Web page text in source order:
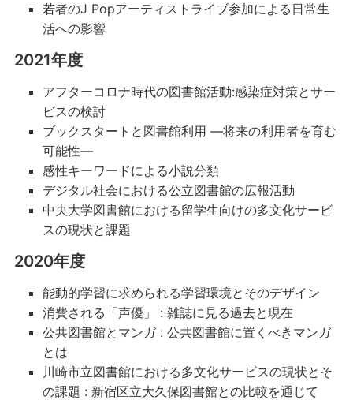
若者のJ Popアーティストライブ参加による日常生
活への影響
2021年度
アフターコロナ時代の図書館活動:感染症対策とサー
ビスの検討
ブックスタートと図書館利用 ―将来の利用者を育む
可能性―
感性キーワードによる小説分類
デジタル社会における公立図書館の広報活動
中央大学図書館における留学生向けの多文化サービ
スの現状と課題
2020年度
能動的学習に求められる学習環境とそのデザイン
消費される「声優」 : 雑誌に見る過去と現在
公共図書館とマンガ : 公共図書館に置くべきマンガ
とは
川崎市立図書館における多文化サービスの現状とそ
の課題 : 新宿区立大久保図書館との比較を通じて